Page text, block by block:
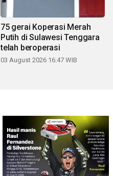
75 gerai Koperasi Merah
Putih di Sulawesi Tenggara
telah beroperasi
03 August 2026 16:47 WIB